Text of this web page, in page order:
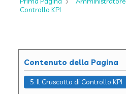
Controllo KPI
Contenuto della Pagina
5. Il Cruscotto di Controllo KPI